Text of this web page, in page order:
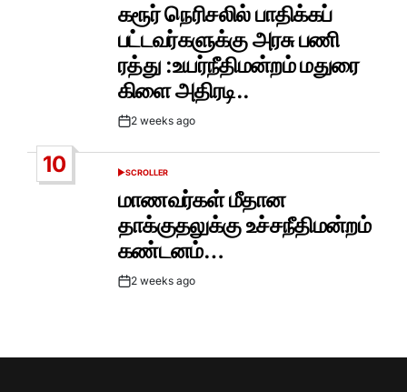
கரூர் நெரிசலில் பாதிக்கப்
பட்டவர்களுக்கு அரசு பணி
ரத்து :உயர்நீதிமன்றம் மதுரை
கிளை அதிரடி..
Post2 weeks ago
10
POSTED
SCROLLER
மாணவர்கள் மீதான
தாக்குதலுக்கு உச்சநீதிமன்றம்
கண்டனம்…
Post2 weeks ago